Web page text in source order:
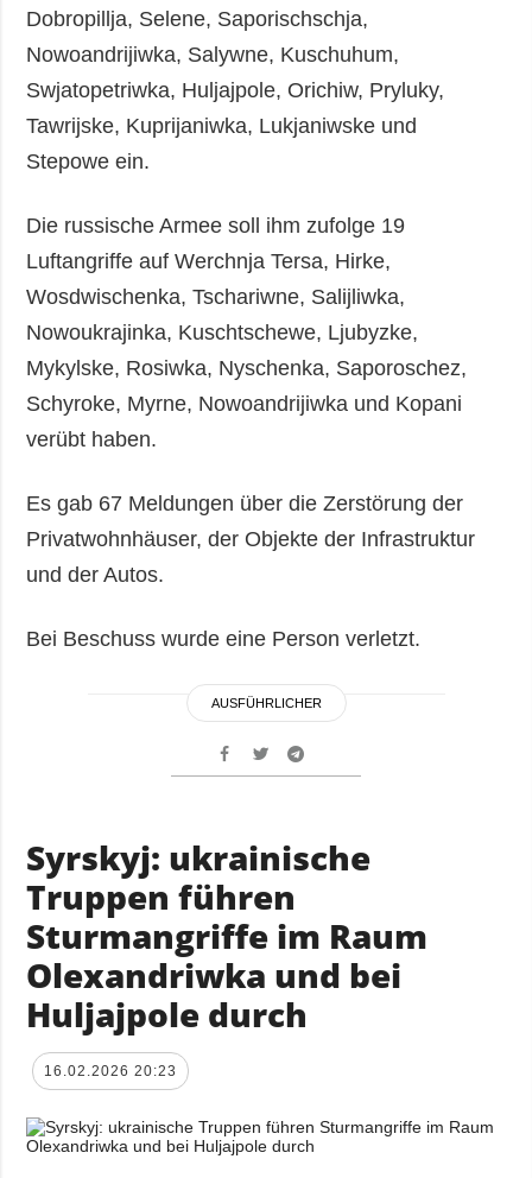
Dobropillja, Selene, Saporischschja,
Nowoandrijiwka, Salywne, Kuschuhum,
Swjatopetriwka, Huljajpole, Orichiw, Pryluky,
Tawrijske, Kuprijaniwka, Lukjaniwske und
Stepowe ein.
Die russische Armee soll ihm zufolge 19
Luftangriffe auf Werchnja Tersa, Hirke,
Wosdwischenka, Tschariwne, Salijliwka,
Nowoukrajinka, Kuschtschewe, Ljubyzke,
Mykylske, Rosiwka, Nyschenka, Saporoschez,
Schyroke, Myrne, Nowoandrijiwka und Kopani
verübt haben.
Es gab 67 Meldungen über die Zerstörung der
Privatwohnhäuser, der Objekte der Infrastruktur
und der Autos.
Bei Beschuss wurde eine Person verletzt.
AUSFÜHRLICHER
Syrskyj: ukrainische
Truppen führen
Sturmangriffe im Raum
Olexandriwka und bei
Huljajpole durch
16.02.2026 20:23